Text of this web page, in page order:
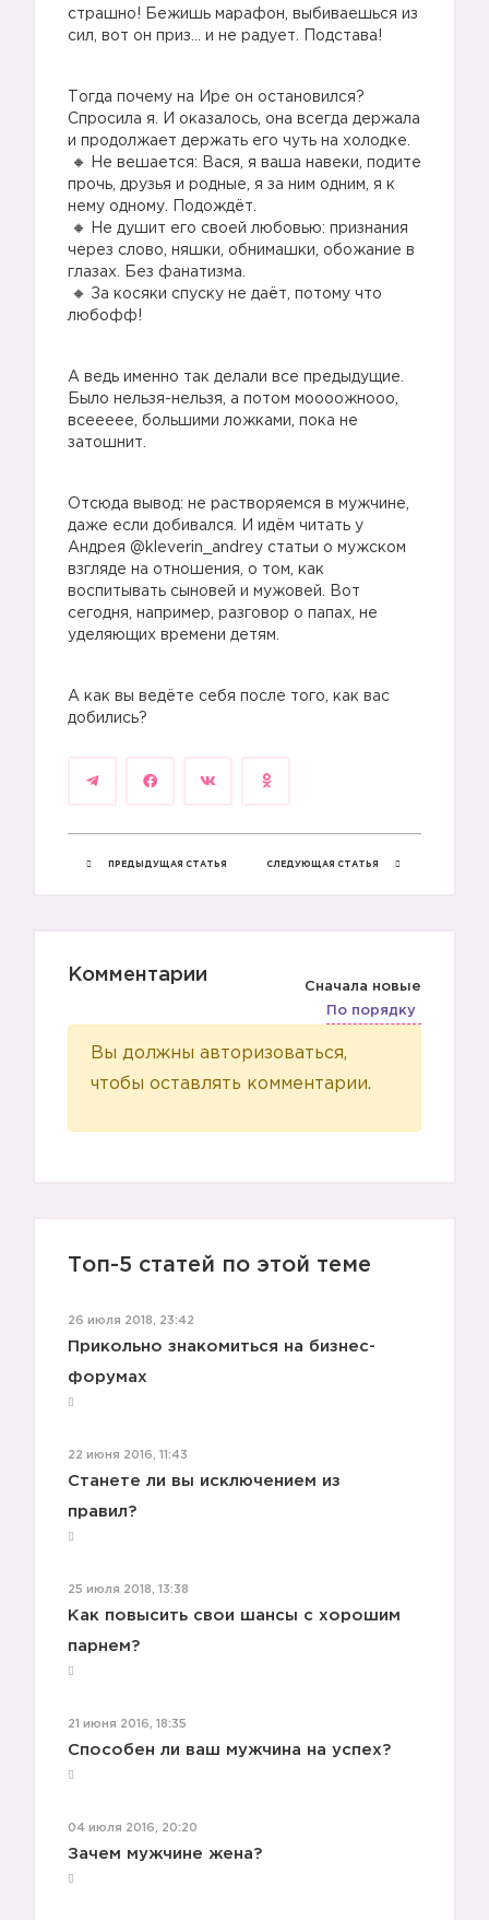
страшно! Бежишь марафон, выбиваешься из
сил, вот он приз… и не радует. Подстава!
Тогда почему на Ире он остановился?
Спросила я. И оказалось, она всегда держала
и продолжает держать его чуть на холодке.
Не вешается: Вася, я ваша навеки, подите
прочь, друзья и родные, я за ним одним, я к
нему одному. Подождёт.
Не душит его своей любовью: признания
через слово, няшки, обнимашки, обожание в
глазах. Без фанатизма.
За косяки спуску не даёт, потому что
любофф!
А ведь именно так делали все предыдущие.
Было нельзя-нельзя, а потом моооожнооо,
всеееее, большими ложками, пока не
затошнит.
Отсюда вывод: не растворяемся в мужчине,
даже если добивался. И идём читать у
Андрея @kleverin_andrey статьи о мужском
взгляде на отношения, о том, как
воспитывать сыновей и мужовей. Вот
сегодня, например, разговор о папах, не
уделяющих времени детям.
А как вы ведёте себя после того, как вас
добились?
ПРЕДЫДУЩАЯ СТАТЬЯ СЛЕДУЮЩАЯ СТАТЬЯ
Комментарии
Сначала новые
По порядку
Вы должны авторизоваться,
чтобы оставлять комментарии.
Топ-5 статей по этой теме
26 июля 2018, 23:42
Прикольно знакомиться на бизнес-
форумах
22 июня 2016, 11:43
Станете ли вы исключением из
правил?
25 июля 2018, 13:38
Как повысить свои шансы с хорошим
парнем?
21 июня 2016, 18:35
Способен ли ваш мужчина на успех?
04 июля 2016, 20:20
Зачем мужчине жена?